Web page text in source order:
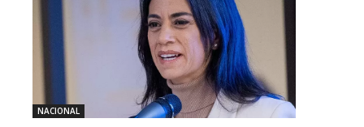
NACIONAL